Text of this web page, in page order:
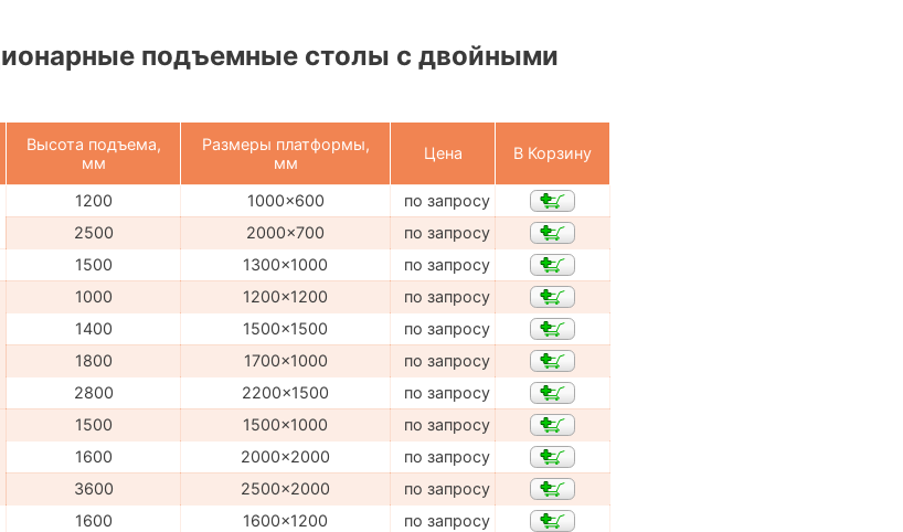
подъемные столы с двойными
Высота подъема,
мм
Размеры платформы,
мм
Цена В Корзину
1200 1000x600
по запросу
2500 2000x700
по запросу
1500 1300x1000
по запросу
1000 1200x1200
по запросу
1400 1500x1500
по запросу
1800 1700x1000
по запросу
2800 2200x1500
по запросу
1500 1500x1000
по запросу
1600 2000x2000
по запросу
3600 2500x2000
по запросу
1600 1600x1200
по запросу